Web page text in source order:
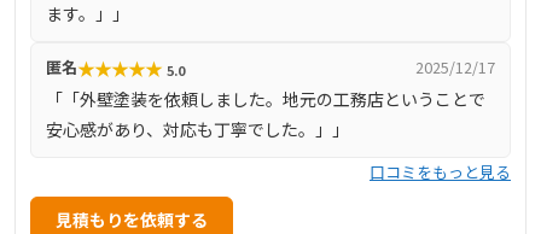
ます。」」
匿名★★★★★ 5.0 2025/12/17
「「外壁塗装を依頼しました。地元の工務店ということで
安心感があり、対応も丁寧でした。」」
口コミをもっと見る
見積もりを依頼する